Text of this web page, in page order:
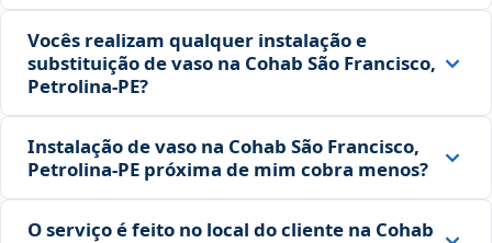
Vocês realizam qualquer instalação e
substituição de vaso na Cohab São Francisco,
Petrolina‑PE?
Instalação de vaso na Cohab São Francisco,
Petrolina‑PE próxima de mim cobra menos?
O serviço é feito no local do cliente na Cohab